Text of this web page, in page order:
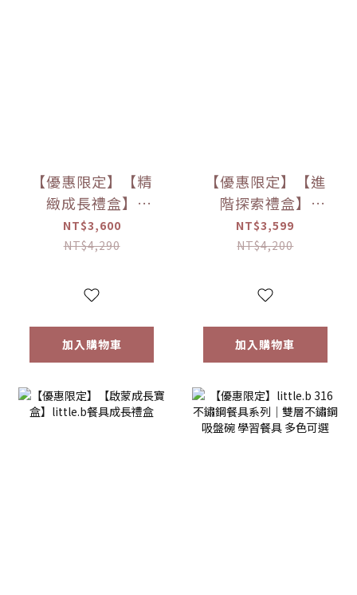
【優惠限定】【精
緻成長禮盒】
little.b餐具成長禮
盒
NT$3,600
NT$4,290
加入購物車
【優惠限定】【進
階探索禮盒】
little.b餐具成長禮
盒
NT$3,599
NT$4,200
加入購物車